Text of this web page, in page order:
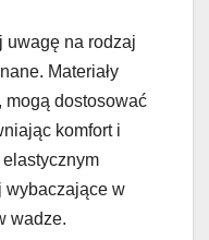
uwagę na rodzaj
Materiały
mogą dostosować
komfort i
wybaczające w
wadze.